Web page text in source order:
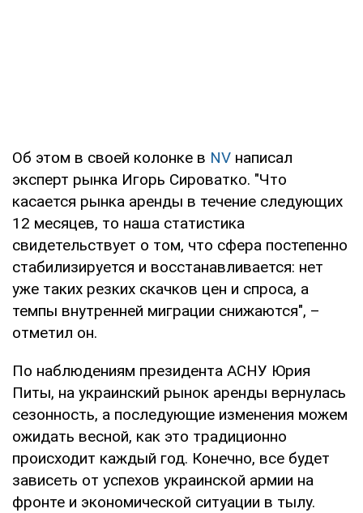
Об этом в своей колонке в NV написал
эксперт рынка Игорь Сироватко. "Что
касается рынка аренды в течение следующих
12 месяцев, то наша статистика
свидетельствует о том, что сфера постепенно
стабилизируется и восстанавливается: нет
уже таких резких скачков цен и спроса, а
темпы внутренней миграции снижаются", –
отметил он.
По наблюдениям президента АСНУ Юрия
Питы, на украинский рынок аренды вернулась
сезонность, а последующие изменения можем
ожидать весной, как это традиционно
происходит каждый год. Конечно, все будет
зависеть от успехов украинской армии на
фронте и экономической ситуации в тылу.